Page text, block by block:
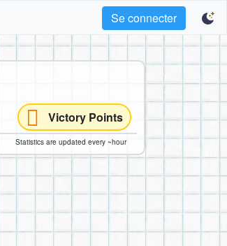
Se connecter
Victory Points
Statistics are updated every ~hour